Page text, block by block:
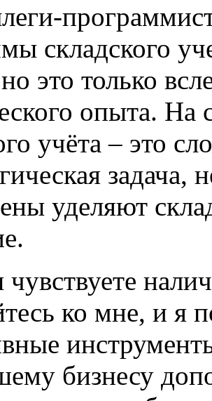
складского
это только
опыта. На
учёта – это
задача,
уделяют
ко мне, и я
бизнесу